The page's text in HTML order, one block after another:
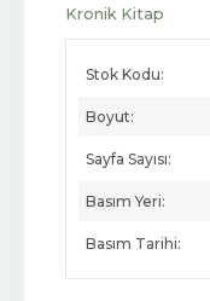
Kronik Kitap
Stok Kodu:
Boyut:
Sayfa Sayısı:
Basım Yeri:
Basım Tarihi: